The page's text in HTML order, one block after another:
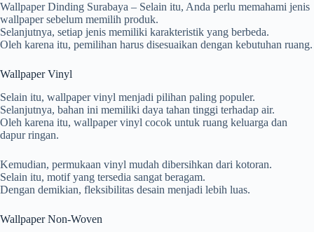
Wallpaper Dinding Surabaya – Selain itu, Anda perlu memahami jenis
wallpaper sebelum memilih produk.
Selanjutnya, setiap jenis memiliki karakteristik yang berbeda.
Oleh karena itu, pemilihan harus disesuaikan dengan kebutuhan ruang.
Wallpaper Vinyl
Selain itu, wallpaper vinyl menjadi pilihan paling populer.
Selanjutnya, bahan ini memiliki daya tahan tinggi terhadap air.
Oleh karena itu, wallpaper vinyl cocok untuk ruang keluarga dan
dapur ringan.
Kemudian, permukaan vinyl mudah dibersihkan dari kotoran.
Selain itu, motif yang tersedia sangat beragam.
Dengan demikian, fleksibilitas desain menjadi lebih luas.
Wallpaper Non-Woven